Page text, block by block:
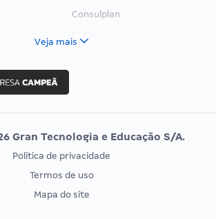
Unificado
Consulplan
Vunesp
EXAME DE ORDEM
Veja mais
Gran Tecnologia e Educação S/A.
Política de privacidade
Termos de uso
Mapa do site